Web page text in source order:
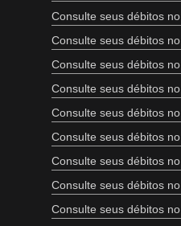
Consulte seus débitos
Consulte seus débitos
Consulte seus débitos
Consulte seus débitos
Consulte seus débitos
Consulte seus débitos
Consulte seus débitos
Consulte seus débitos
Consulte seus débitos